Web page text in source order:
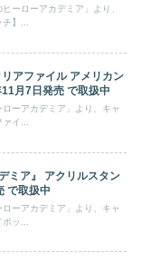
ーローアカデミア」より、
チ】...
アファイル アメリカン
月7日発売 で取扱中
ーアカデミア」より、キャ
ァイ...
ミア』 アクリルスタン
で取扱中
ーアカデミア」より、キャ
ッ...